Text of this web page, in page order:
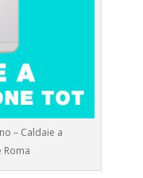
– Caldaie a
Roma